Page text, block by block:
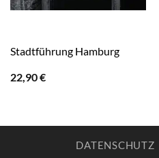
Stadtführung Hamburg
22,90€
DATENSCHUTZ